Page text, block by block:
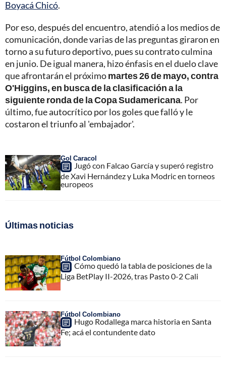
Boyacá Chicó.
Por eso, después del encuentro, atendió a los medios de
comunicación, donde varias de las preguntas giraron en
torno a su futuro deportivo, pues su contrato culmina
en junio. De igual manera, hizo énfasis en el duelo clave
que afrontarán el próximomartes 26 de mayo, contra
O'Higgins, en busca de la clasificación a la
siguiente ronda de la Copa Sudamericana. Por
último, fue autocrítico por los goles que falló y le
costaron el triunfo al 'embajador'.
Gol Caracol
Jugó con Falcao García y superó registro
de Xavi Hernández y Luka Modric en torneos
europeos
Últimas noticias
Fútbol Colombiano
Cómo quedó la tabla de posiciones de la
Liga BetPlay II-2026, tras Pasto 0-2 Cali
Fútbol Colombiano
Hugo Rodallega marca historia en Santa
Fe; acá el contundente dato